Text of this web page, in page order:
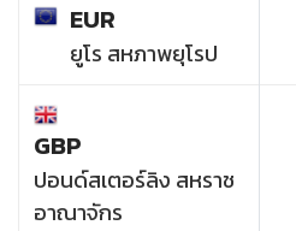
EUR
ยูโร สหภาพยุโรป
GBP
ปอนด์สเตอร์ลิง สหราช
อาณาจักร